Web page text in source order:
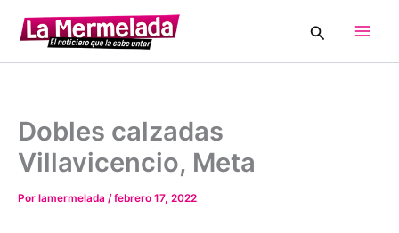
contenido
Buscar
Dobles calzadas
Villavicencio, Meta
Por lamermelada /febrero 17, 2022